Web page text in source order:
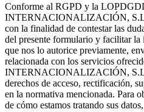
Conforme al RGPD y la
INTERNACIONALIZACIÓN, S.L.
con la finalidad de contestar las
del presente formulario y facilitar
que nos lo autorice previamente,
relacionada con los servicios
INTERNACIONALIZACIÓN, S.L.
derechos de acceso, rectificación,
en la normativa mencionada. Para
de cómo estamos tratando sus